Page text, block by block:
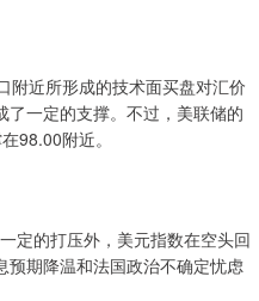
近所形成的技术面买盘对汇价
一定的支撑。不过，美联储的
98.00附近。
定的打压外，美元指数在空头回
预期降温和法国政治不确定忧虑